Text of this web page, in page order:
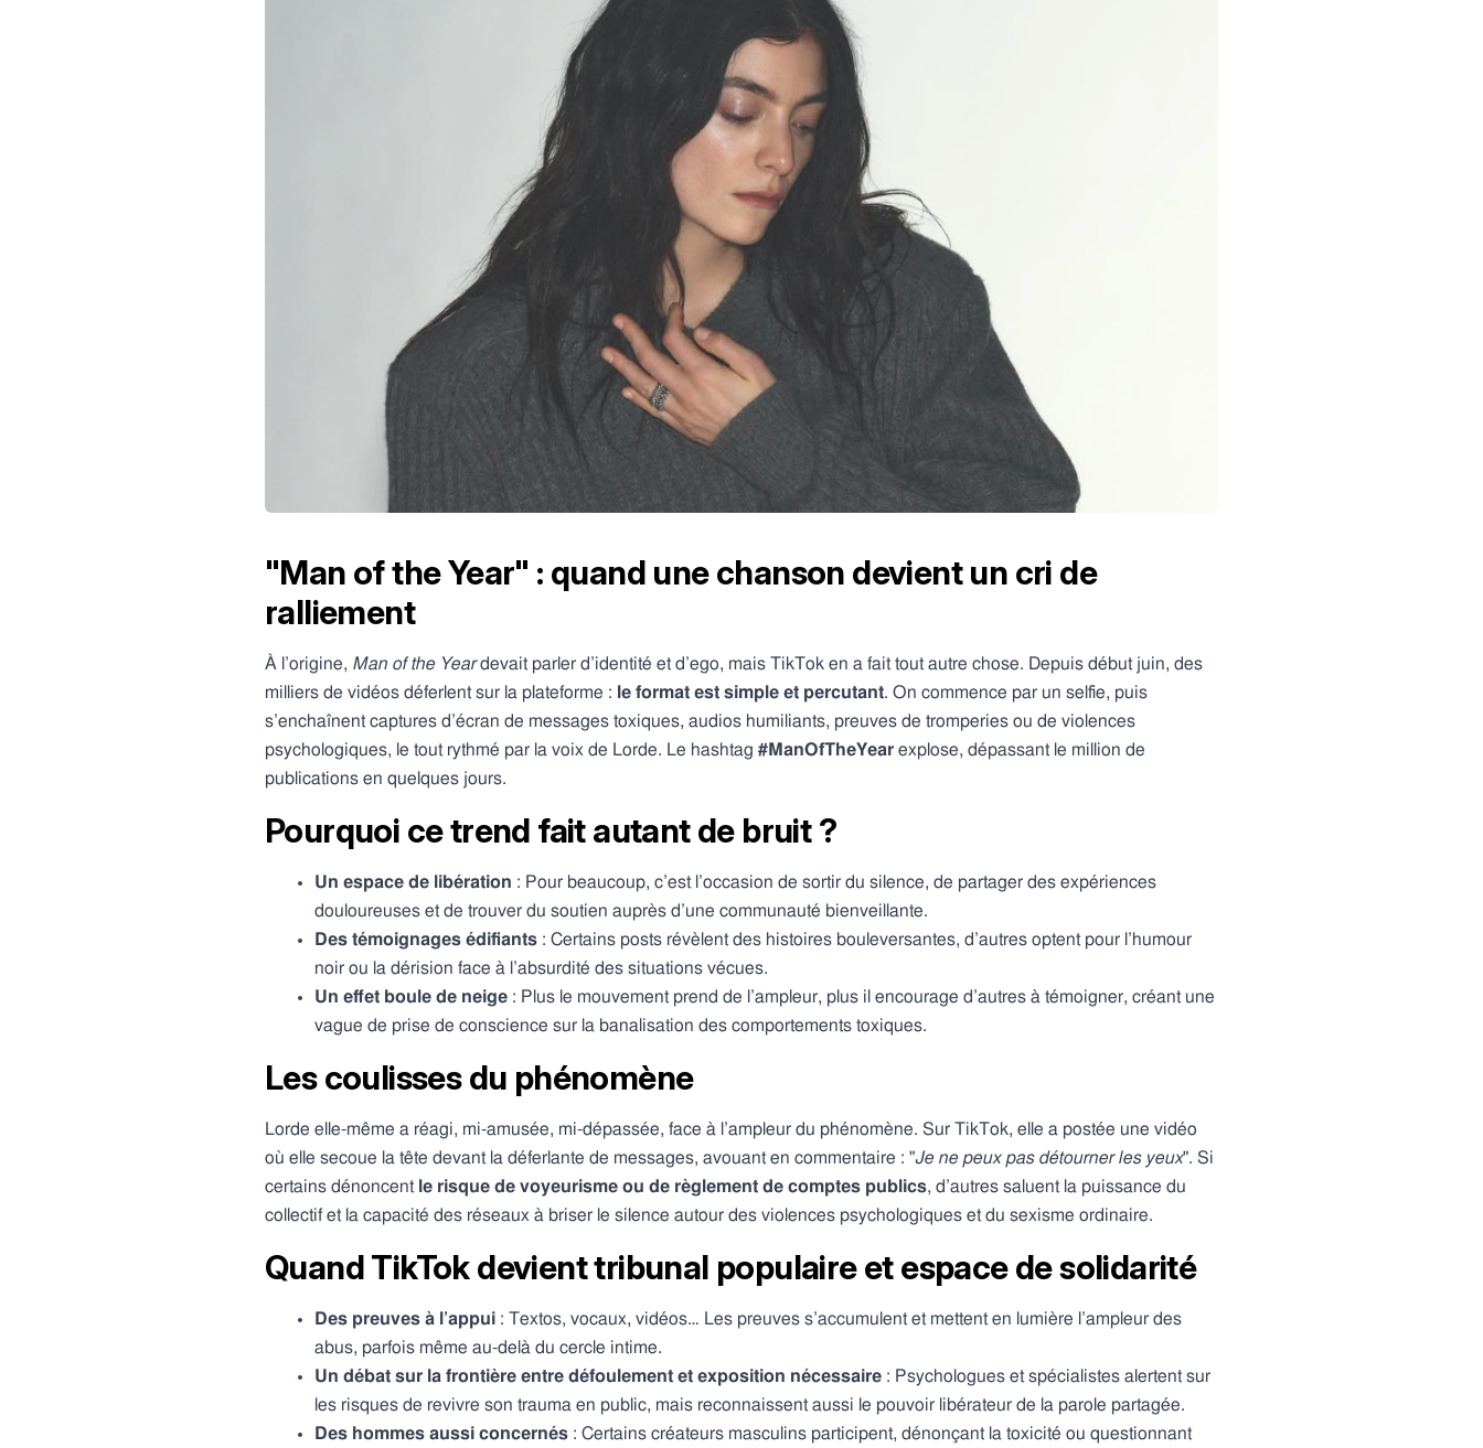
"Man of the Year" : quand une chanson devient un cri de
ralliement
À l’origine, Man of the Yeardevait parler d’identité et d’ego, mais TikTok en a fait tout autre chose. Depuis début juin, des
milliers de vidéos déferlent sur la plateforme : le format est simple et percutant. On commence par un selfie, puis
s’enchaînent captures d’écran de messages toxiques, audios humiliants, preuves de tromperies ou de violences
psychologiques, le tout rythmé par la voix de Lorde. Le hashtag #ManOfTheYear explose, dépassant le million de
publications en quelques jours.
Pourquoi ce trend fait autant de bruit ?
Un espace de libération : Pour beaucoup, c’est l’occasion de sortir du silence, de partager des expériences
douloureuses et de trouver du soutien auprès d’une communauté bienveillante.
Des témoignages édifiants : Certains posts révèlent des histoires bouleversantes, d’autres optent pour l’humour
noir ou la dérision face à l’absurdité des situations vécues.
Un effet boule de neige : Plus le mouvement prend de l’ampleur, plus il encourage d’autres à témoigner, créant une
vague de prise de conscience sur la banalisation des comportements toxiques.
Les coulisses du phénomène
Lorde elle-même a réagi, mi-amusée, mi-dépassée, face à l’ampleur du phénomène. Sur TikTok, elle a postée une vidéo
où elle secoue la tête devant la déferlante de messages, avouant en commentaire : "Je ne peux pas détourner les yeux". Si
certains dénoncent le risque de voyeurisme ou de règlement de comptes publics, d’autres saluent la puissance du
collectif et la capacité des réseaux à briser le silence autour des violences psychologiques et du sexisme ordinaire.
Quand TikTok devient tribunal populaire et espace de solidarité
Des preuves à l’appui : Textos, vocaux, vidéos… Les preuves s’accumulent et mettent en lumière l’ampleur des
abus, parfois même au-delà du cercle intime.
Un débat sur la frontière entre défoulement et exposition nécessaire : Psychologues et spécialistes alertent sur
les risques de revivre son trauma en public, mais reconnaissent aussi le pouvoir libérateur de la parole partagée.
Des hommes aussi concernés : Certains créateurs masculins participent, dénonçant la toxicité ou questionnant